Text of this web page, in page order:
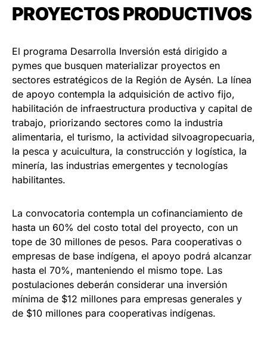
PROYECTOS PRODUCTIVOS
El programa Desarrolla Inversión está dirigido a
pymes que busquen materializar proyectos en
sectores estratégicos de la Región de Aysén. La línea
de apoyo contempla la adquisición de activo fijo,
habilitación de infraestructura productiva y capital de
trabajo, priorizando sectores como la industria
alimentaria, el turismo, la actividad silvoagropecuaria,
la pesca y acuicultura, la construcción y logística, la
minería, las industrias emergentes y tecnologías
habilitantes.
La convocatoria contempla un cofinanciamiento de
hasta un 60% del costo total del proyecto, con un
tope de 30 millones de pesos. Para cooperativas o
empresas de base indígena, el apoyo podrá alcanzar
hasta el 70%, manteniendo el mismo tope. Las
postulaciones deberán considerar una inversión
mínima de $12 millones para empresas generales y
de $10 millones para cooperativas indígenas.